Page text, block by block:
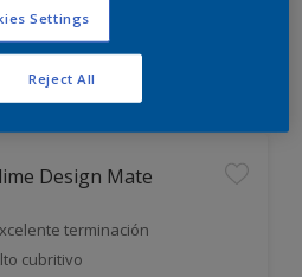
Design Mate
terminación
cubritivo
Settings
Reject All